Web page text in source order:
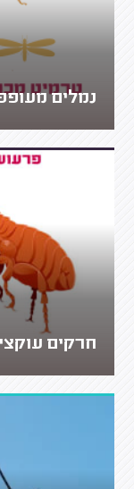
נמלים
חרקים